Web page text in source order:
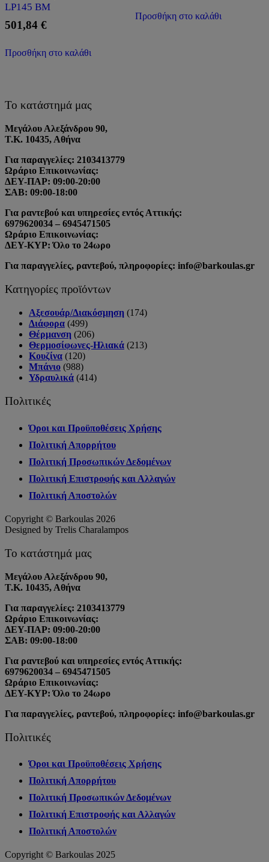
LP145 BM
501,84 €
Προσθήκη στο καλάθι
Προσθήκη στο καλάθι
Το κατάστημά μας
Μεγάλου Αλεξάνδρου 90,
Τ.Κ. 10435, Αθήνα
Για παραγγελίες: 2103413779
Ωράριο Επικοινωνίας:
ΔΕΥ-ΠΑΡ: 09:00-20:00
ΣΑΒ: 09:00-18:00
Για ραντεβού και υπηρεσίες εντός Αττικής:
6979620034 – 6945471505
Ωράριο Επικοινωνίας:
ΔΕΥ-ΚΥΡ: Όλο το 24ωρο
Για παραγγελίες, ραντεβού, πληροφορίες: info@barkoulas.gr
Κατηγορίες προϊόντων
Αξεσουάρ/Διακόσμηση (174)
Διάφορα (499)
Θέρμανση (206)
Θερμοσίφωνες-Ηλιακά (213)
Κουζίνα (120)
Μπάνιο (988)
Υδραυλικά (414)
Πολιτικές
Όροι και Προϋποθέσεις Χρήσης
Πολιτική Απορρήτου
Πολιτική Προσωπικών Δεδομένων
Πολιτική Επιστροφής και Αλλαγών
Πολιτική Αποστολών
Copyright © Barkoulas 2026
Designed by Trelis Charalampos
Το κατάστημά μας
Μεγάλου Αλεξάνδρου 90,
Τ.Κ. 10435, Αθήνα
Για παραγγελίες: 2103413779
Ωράριο Επικοινωνίας:
ΔΕΥ-ΠΑΡ: 09:00-20:00
ΣΑΒ: 09:00-18:00
Για ραντεβού και υπηρεσίες εντός Αττικής:
6979620034 – 6945471505
Ωράριο Επικοινωνίας:
ΔΕΥ-ΚΥΡ: Όλο το 24ωρο
Για παραγγελίες, ραντεβού, πληροφορίες: info@barkoulas.gr
Πολιτικές
Όροι και Προϋποθέσεις Χρήσης
Πολιτική Απορρήτου
Πολιτική Προσωπικών Δεδομένων
Πολιτική Επιστροφής και Αλλαγών
Πολιτική Αποστολών
Copyright © Barkoulas 2025